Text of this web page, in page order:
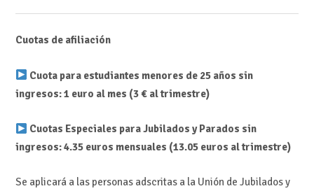
Cuotas de afiliación
Cuota para estudiantes menores de 25 años sin
ingresos: 1 euro al mes (3 € al trimestre)
Cuotas Especiales para Jubilados y Parados sin
ingresos: 4.35 euros mensuales (13.05 euros al trimestre)
Se aplicará a las personas adscritas a la Unión de Jubilados y